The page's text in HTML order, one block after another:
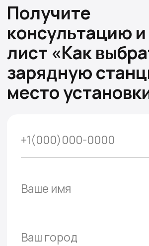
оборудования
Бесплатная
консультация и анализ
Поможем проанализировать
выбранное место для установки
согласованию мощности и
получению разрешений для
муниципальных земель
•